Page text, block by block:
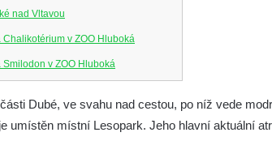
nad Vltavou
Chalikotérium v ZOO Hluboká
Smilodon v ZOO Hluboká
Dubé, ve svahu nad cestou, po níž vede
umístěn místní Lesopark. Jeho hlavní aktuální